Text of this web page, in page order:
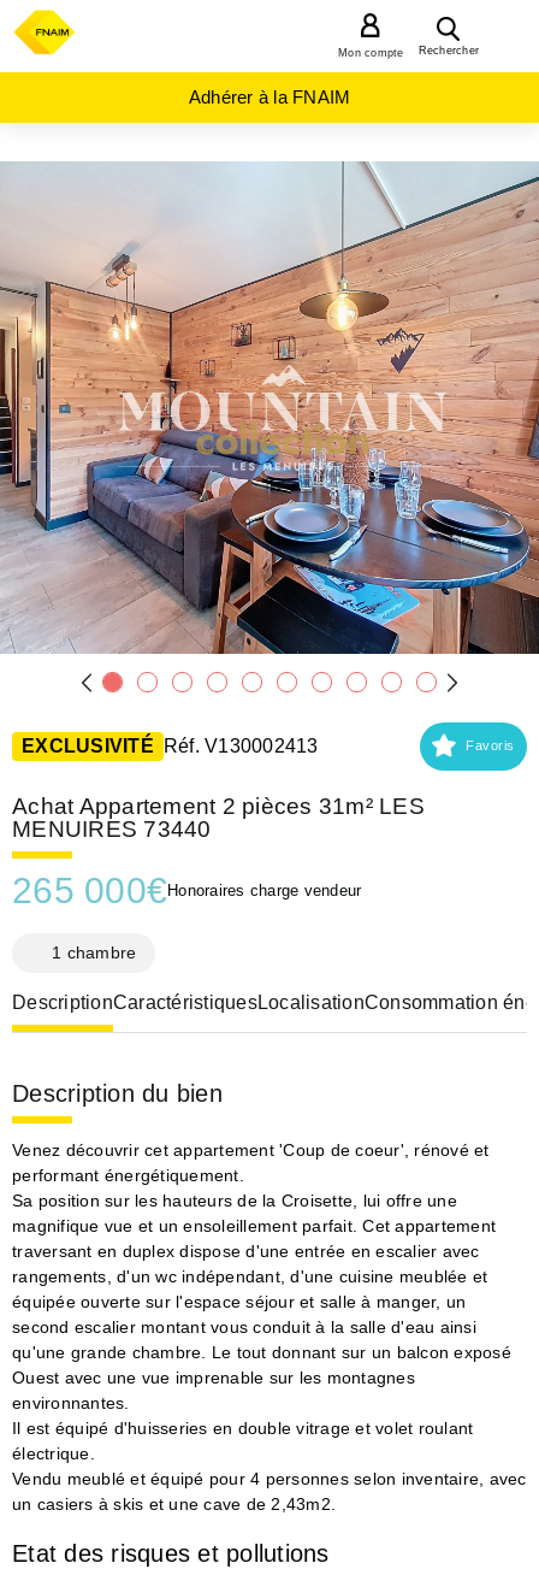
Rechercher
Mon compte
Adhérer à la FNAIM
SAVOIE
(73)
ST
MARTIN DE
BELLEVILLE
(73440)
EXCLUSIVITÉ Réf. V130002413 Favoris
Achat Appartement 2 pièces 31m² LES
MENUIRES 73440
265 000€ Honoraires charge vendeur
1 chambre
DescriptionCaractéristiquesLocalisationConsommation
Description du bien
Venez découvrir cet appartement 'Coup de coeur', rénové et
performant énergétiquement.
Sa position sur les hauteurs de la Croisette, lui offre une
magnifique vue et un ensoleillement parfait. Cet appartement
traversant en duplex dispose d'une entrée en escalier avec
rangements, d'un wc indépendant, d'une cuisine meublée et
équipée ouverte sur l'espace séjour et salle à manger, un
second escalier montant vous conduit à la salle d'eau ainsi
qu'une grande chambre. Le tout donnant sur un balcon exposé
Ouest avec une vue imprenable sur les montagnes
environnantes.
Il est équipé d'huisseries en double vitrage et volet roulant
électrique.
Vendu meublé et équipé pour 4 personnes selon inventaire, avec
un casiers à skis et une cave de 2,43m2.
Etat des risques et pollutions